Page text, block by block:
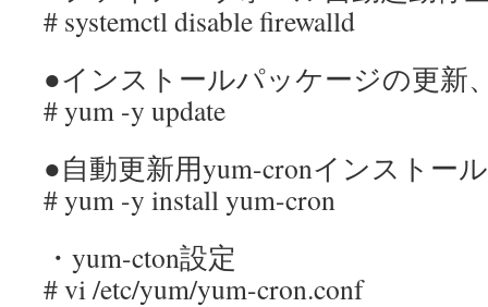
# systemctl disable firewalld
●インストールパッケージの更新
# yum -y update
●自動更新用yum-cronインストール
# yum -y install yum-cron
・yum-cton設定
# vi /etc/yum/yum-cron.conf